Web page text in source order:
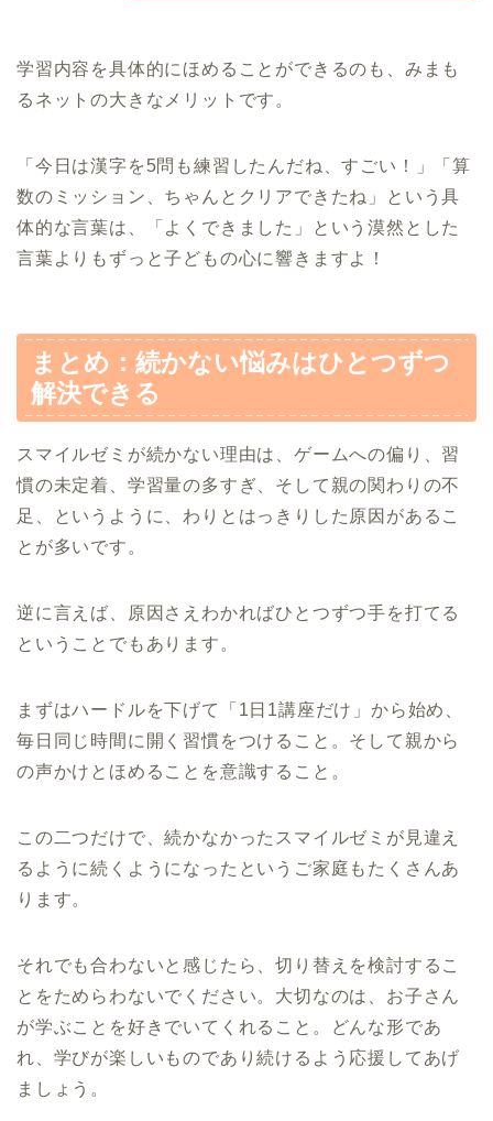
学習内容を具体的にほめることができるのも、みまも
るネットの大きなメリットです。
「今日は漢字を5問も練習したんだね、すごい！」「算
数のミッション、ちゃんとクリアできたね」という具
体的な言葉は、「よくできました」という漠然とした
言葉よりもずっと子どもの心に響きますよ！
まとめ：続かない悩みはひとつずつ
解決できる
スマイルゼミが続かない理由は、ゲームへの偏り、習
慣の未定着、学習量の多すぎ、そして親の関わりの不
足、というように、わりとはっきりした原因があるこ
とが多いです。
逆に言えば、原因さえわかればひとつずつ手を打てる
ということでもあります。
まずはハードルを下げて「1日1講座だけ」から始め、
毎日同じ時間に開く習慣をつけること。そして親から
の声かけとほめることを意識すること。
この二つだけで、続かなかったスマイルゼミが見違え
るように続くようになったというご家庭もたくさんあ
ります。
それでも合わないと感じたら、切り替えを検討するこ
とをためらわないでください。大切なのは、お子さん
が学ぶことを好きでいてくれること。どんな形であ
れ、学びが楽しいものであり続けるよう応援してあげ
ましょう。